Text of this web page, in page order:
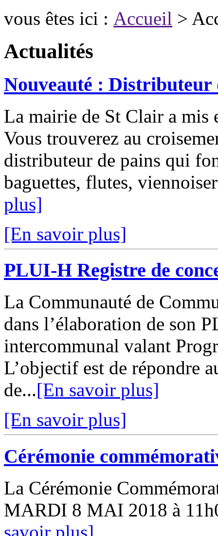
vous êtes ici : Accueil >
Actualités
Nouveauté : Distributeur
La mairie de St Clair a mis
Vous trouverez au
distributeur de pains qui
baguettes, flutes,
plus]
[En savoir plus]
PLUI-H Registre de
La Communauté de
dans l’élaboration de son
intercommunal valant
L’objectif est de répondre
de...[En savoir plus]
[En savoir plus]
Cérémonie
La Cérémonie
MARDI 8 MAI 2018 à
savoir plus]